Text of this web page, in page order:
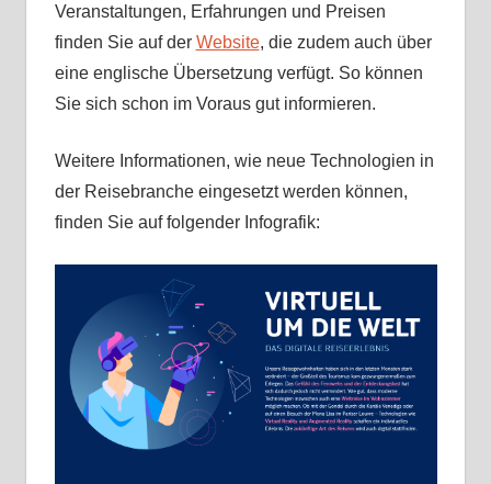
Veranstaltungen, Erfahrungen und Preisen
finden Sie auf der Website, die zudem auch über
eine englische Übersetzung verfügt. So können
Sie sich schon im Voraus gut informieren.
Weitere Informationen, wie neue Technologien in
der Reisebranche eingesetzt werden können,
finden Sie auf folgender Infografik: